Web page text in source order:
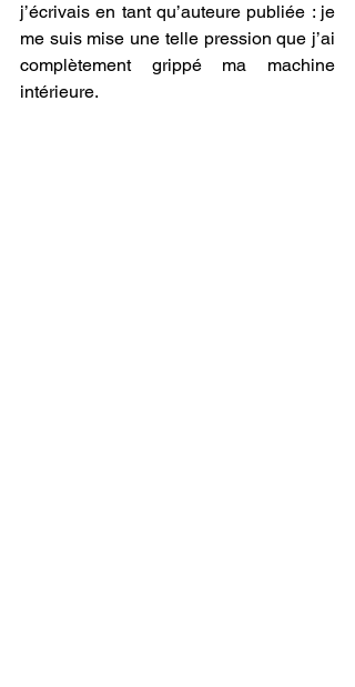
j’écrivais en tant qu’auteure publiée : je
me suis mise une telle pression que j’ai
complètement grippé ma machine
intérieure.